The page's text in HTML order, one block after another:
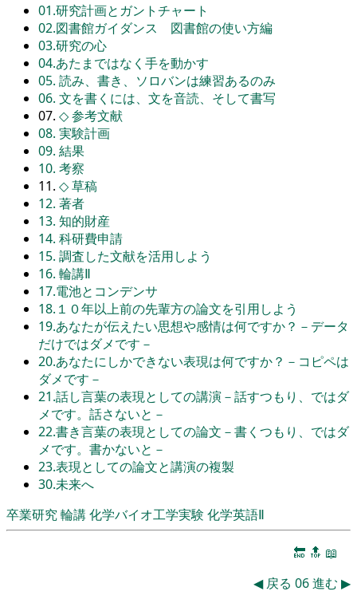
01.研究計画とガントチャート
02.図書館ガイダンス 図書館の使い方編
03.研究の心
04.あたまではなく手を動かす
05. 読み、書き、ソロバンは練習あるのみ
06. 文を書くには、文を音読、そして書写
07. ◇参考文献
08. 実験計画
09. 結果
10. 考察
11. ◇草稿
12. 著者
13. 知的財産
14. 科研費申請
15. 調査した文献を活用しよう
16. 輪講Ⅱ
17.電池とコンデンサ
18.１０年以上前の先輩方の論文を引用しよう
19.あなたが伝えたい思想や感情は何ですか？－データ
だけではダメです－
20.あなたにしかできない表現は何ですか？－コピペは
ダメです－
21.話し言葉の表現としての講演－話すつもり、ではダ
メです。話さないと－
22.書き言葉の表現としての論文－書くつもり、ではダ
メです。書かないと－
23.表現としての論文と講演の複製
30.未来へ
卒業研究輪講化学バイオ工学実験 化学英語Ⅱ
🔚 🔝 📖
◀ 戻る 06進む ▶